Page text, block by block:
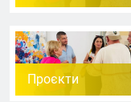
Проєкти